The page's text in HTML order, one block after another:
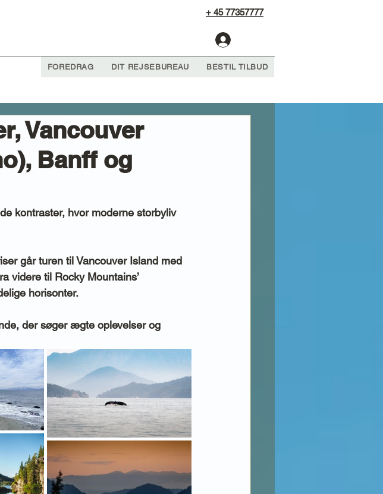
+ 45 77357777
FOREDRAG DIT REJSEBUREAU BESTIL TILBUD
Vancouver
Banff og
kontraster, hvor moderne storbyliv
går turen til Vancouver Island med
videre til Rocky Mountains’
horisonter.
der søger ægte oplevelser og